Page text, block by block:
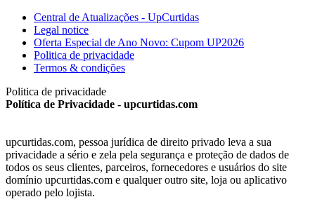
Central de Atualizações - UpCurtidas
Legal notice
Oferta Especial de Ano Novo: Cupom UP2026
Politica de privacidade
Termos & condições
Politica de privacidade
Política de Privacidade - upcurtidas.com
upcurtidas.com, pessoa jurídica de direito privado leva a sua
privacidade a sério e zela pela segurança e proteção de dados de
todos os seus clientes, parceiros, fornecedores e usuários do site
domínio upcurtidas.com e qualquer outro site, loja ou aplicativo
operado pelo lojista.